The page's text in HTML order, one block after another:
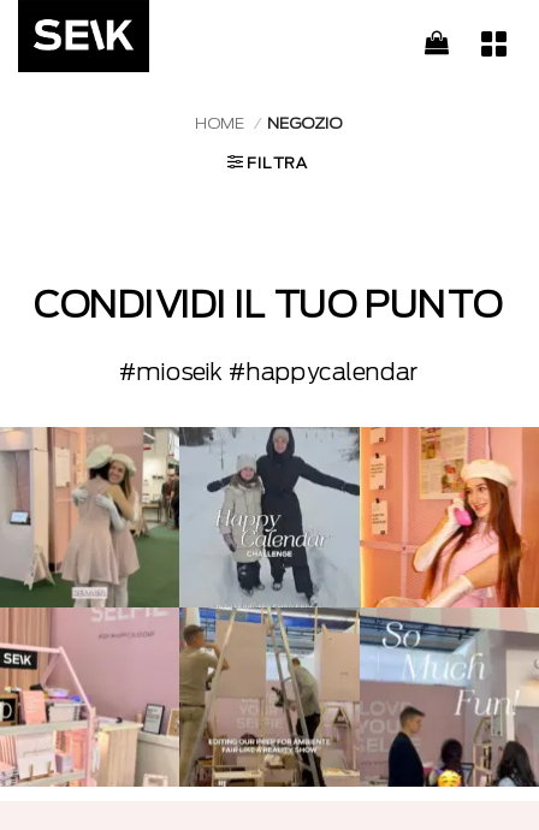
HOME / NEGOZIO
FILTRA
CONDIVIDI IL TUO PUNTO
#mioseik #happycalendar